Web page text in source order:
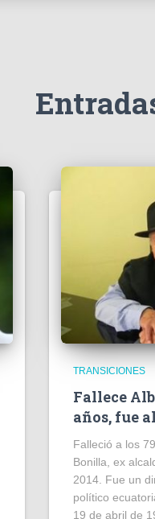
TRANSICIONES
Fallece
años, fue
Falleció a los
Bonilla, ex
2014. Fue un
político
19 de abril de